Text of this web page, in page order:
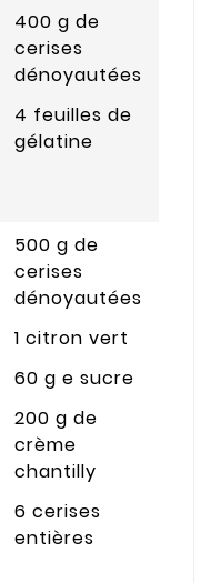
400 g de
cerises
dénoyautées
4 feuilles de
gélatine
500 g de
cerises
dénoyautées
1 citron vert
60 g e sucre
200 g de
crème
chantilly
6 cerises
entières